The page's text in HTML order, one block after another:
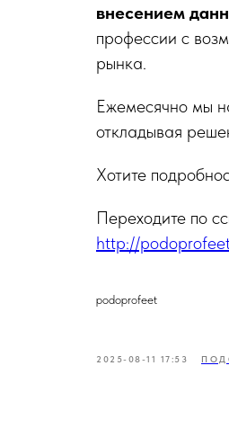
внесением
профессии с
рынка.
Ежемесячно мы
откладывая
Хотите
Переходите по
http://
podoprofeet
2025-08-11 17:53